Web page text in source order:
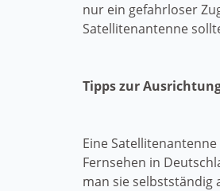
nur ein gefahrloser
Satellitenantenne
Tipps zur
Eine
Fernsehen in
man sie selbstständig